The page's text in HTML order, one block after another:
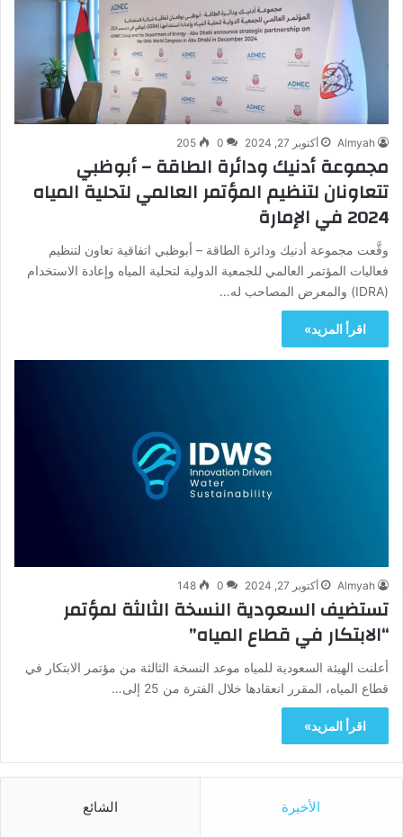
Almyah أكتوبر 27, 2024 0
205
مجموعة أدنيك ودائرة الطاقة – أبوظبي
تتعاونان لتنظيم المؤتمر العالمي لتحلية المياه
2024 في الإمارة
وقَّعت مجموعة أدنيك ودائرة الطاقة – أبوظبي اتفاقية تعاون لتنظيم
فعاليات المؤتمر العالمي للجمعية الدولية لتحلية المياه وإعادة الاستخدام
(IDRA) والمعرض المصاحب له…
اقرأ المزيد»
Almyah أكتوبر 27, 2024 0
148
تستضيف السعودية النسخة الثالثة لمؤتمر
“الابتكار في قطاع المياه”
أعلنت الهيئة السعودية للمياه موعد النسخة الثالثة من مؤتمر الابتكار في
قطاع المياه، المقرر انعقادها خلال الفترة من 25 إلى…
اقرأ المزيد»
الأخيرة الشائع